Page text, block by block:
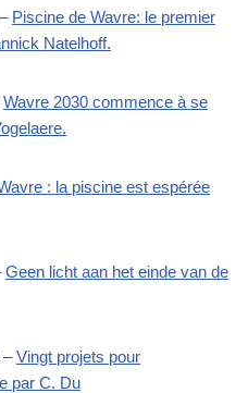
Piscine de Wavre: le premier
Natelhoff.
Wavre 2030 commence à se
: la piscine est espérée
Geen licht aan het einde van de
–Vingt projets pour
par C. Du